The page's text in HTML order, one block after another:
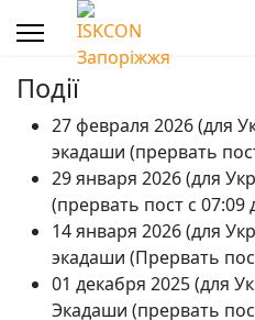
Події
27 февраля 2026 (для
экадаши (прервать
29 января 2026 (для
(прервать пост с 07:09
14 января 2026 (для
экадаши (Прервать
01 декабря 2025 (для
Экадаши (прервать